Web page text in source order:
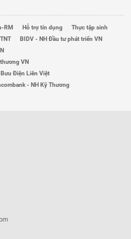
RM Hỗ trợ tín dụng
Thực tập sinh
BIDV - NH Đầu tư phát triển VN
VN
Điện Liên Việt
- NH Kỹ Thương